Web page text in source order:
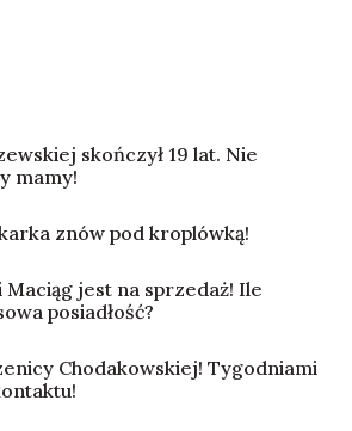
skończył 19 lat. Nie
mamy!
znów pod kroplówką!
Maciąg jest na sprzedaż! Ile
posiadłość?
Chodakowskiej! Tygodniami